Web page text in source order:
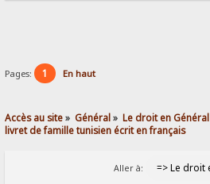
Pages: 1 En haut
Accès au site» Général» Le droit en Général
livret de famille tunisien écrit en français
Aller à: